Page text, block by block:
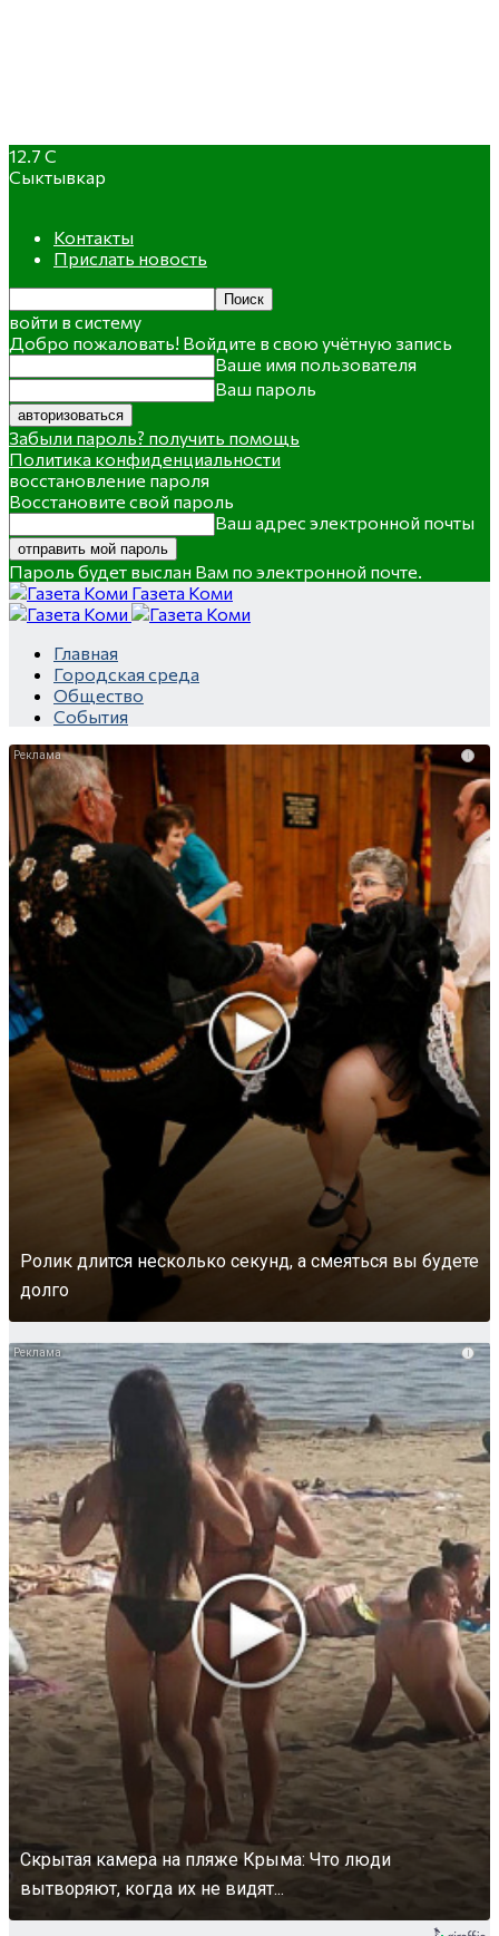
12.7 C
Сыктывкар
Контакты
Прислать новость
войти в систему
Добро пожаловать! Войдите в свою учётную запись
Ваше имя пользователя
Ваш пароль
Забыли пароль? получить помощь
Политика конфиденциальности
восстановление пароля
Восстановите свой пароль
Ваш адрес электронной почты
Пароль будет выслан Вам по электронной почте.
Газета Коми
Главная
Городская среда
Общество
События
i
Ролик длится несколько секунд, а смеяться вы будете
долго
i
Скрытая камера на пляже Крыма: Что люди
вытворяют, когда их не видят...